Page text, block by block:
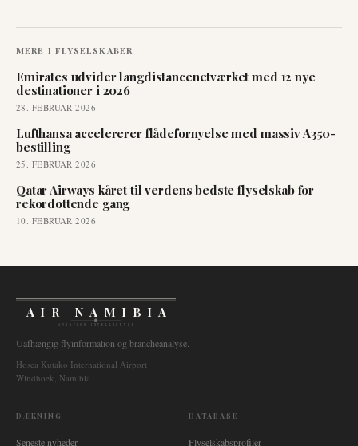
MERE I FLYSELSKABER
Emirates udvider langdistancenetværket med 12 nye
destinationer i 2026
28. FEBRUAR 2026
Lufthansa accelererer flådefornyelse med massiv A350-
bestilling
25. FEBRUAR 2026
Qatar Airways kåret til verdens bedste flyselskab for
rekordottende gang
10. FEBRUAR 2026
AIR NAMIBIA
AVIATION INTELLIGENCE
Uafhængig flyinformation og brancheanalyse.
Hosea Kutako International Airport
Windhoek, Namibia
DÆKNING
Seneste nyheder
DATABASE
Flyselskabsprofiler